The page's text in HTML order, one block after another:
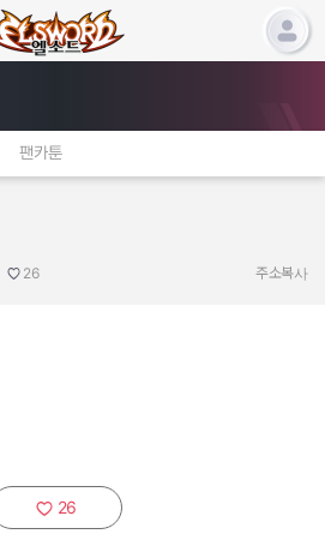
팬카툰
26 주소복사
추천하기:
26